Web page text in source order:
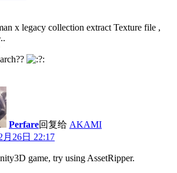
x legacy collection extract Texture file ,
Perfare回复给 AKAMI
月26日 22:17
game, try using AssetRipper.